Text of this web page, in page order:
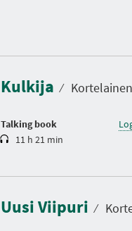
Kulkija ⁄
Talking book
r
t
i
n
11 h 21 min
Uusi Viipuri ⁄
r
t
i